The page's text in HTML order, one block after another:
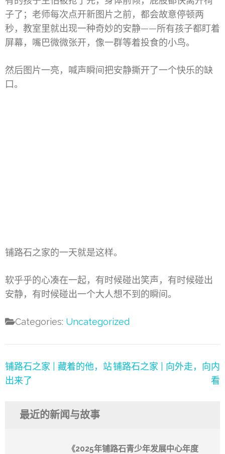
子了；老师每次点开新图片之前，都会故意停顿两
秒，教室里就出现一种奇妙的安静——所有孩子都盯着
屏幕，嘴巴微微张开，像一群等着投食的小鸟。
然后图片一亮，喊声瞬间把安静撕开了一个快乐的缺
口。
铺路石之家的一天就是这样。
软乎乎的心凑在一起，有时候碰出笑声，有时候碰出
安静，有时候碰出一个大人想不到的瞬间。
Categories: Uncategorized
文
章
铺路石之家 | 藏着的他，站
出来了
铺路石之家 | 向外走，向内
看
最近的新闻与故事
《2025年铺路石青少年发展中心年度